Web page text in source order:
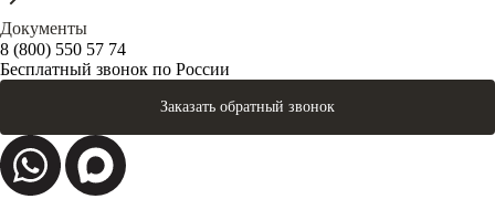
Документы
8 (800) 550 57 74
Бесплатный звонок по России
Заказать обратный звонок